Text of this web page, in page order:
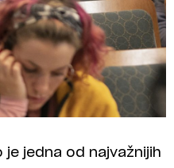
jedna od najvažnijih